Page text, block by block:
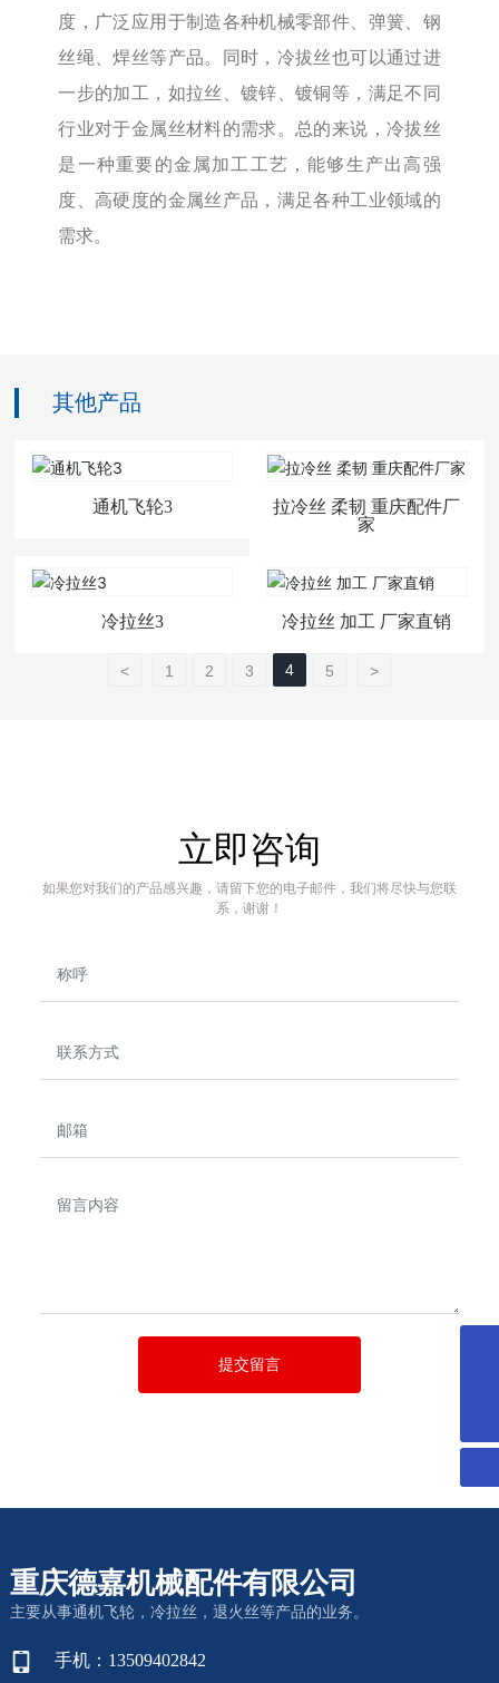
度，广泛应用于制造各种机械零部件、弹簧、钢
丝绳、焊丝等产品。同时，冷拔丝也可以通过进
一步的加工，如拉丝、镀锌、镀铜等，满足不同
行业对于金属丝材料的需求。总的来说，冷拔丝
是一种重要的金属加工工艺，能够生产出高强
度、高硬度的金属丝产品，满足各种工业领域的
需求。
其他产品
通机飞轮3
拉冷丝 柔韧 重庆配件厂
家
冷拉丝3 冷拉丝 加工 厂家直销
< 1 2 3 4 5 >
立即咨询
如果您对我们的产品感兴趣，请留下您的电子邮件，我们将尽快与您联
系，谢谢！
提交留言
重庆德嘉机械配件有限公司
主要从事通机飞轮，冷拉丝，退火丝等产品的业务。
手机：13509402842
13509402842@163.com